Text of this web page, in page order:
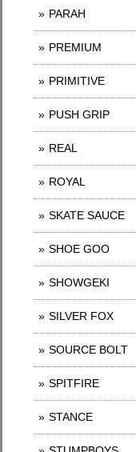
PARAH
PREMIUM
PRIMITIVE
PUSH GRIP
REAL
ROYAL
SKATE SAUCE
SHOE GOO
SHOWGEKI
SILVER FOX
SOURCE BOLT
SPITFIRE
STANCE